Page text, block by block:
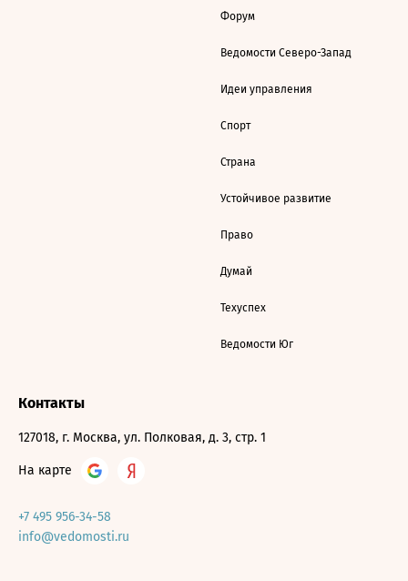
Форум
Ведомости Северо-Запад
Идеи управления
Спорт
Страна
Устойчивое развитие
Право
Думай
Техуспех
Ведомости Юг
Контакты
127018, г. Москва, ул. Полковая, д. 3, стр. 1
На карте
+7 495 956-34-58
info@vedomosti.ru